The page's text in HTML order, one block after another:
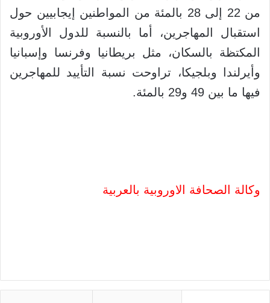
من 22 إلى 28 بالمئة من المواطنين إيجابيين حول
استقبال المهاجرين، أما بالنسبة للدول الأوروبية
المكتظة بالسكان، مثل بريطانيا وفرنسا وإسبانيا
وأيرلندا وبلجيكا، تراوحت نسبة التأييد للمهاجرين
فيها ما بين 49 و29 بالمئة.
وكالة الصحافة الاوروبية بالعربية